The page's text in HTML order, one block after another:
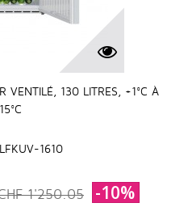
VENTILÉ, 130 LITRES, +1°C À
1610
1'250.05 -10%